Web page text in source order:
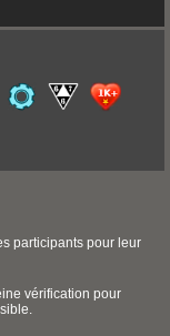
participants pour leur
vérification pour